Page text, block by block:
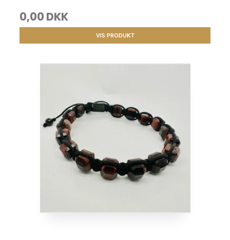
0,00 DKK
VIS PRODUKT